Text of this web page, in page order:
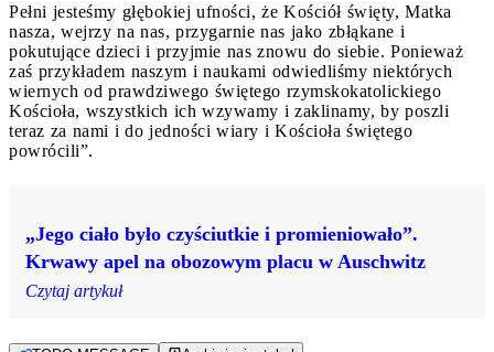
Pełni jesteśmy głębokiej ufności, że Kościół święty, Matka
nasza, wejrzy na nas, przygarnie nas jako zbłąkane i
pokutujące dzieci i przyjmie nas znowu do siebie. Ponieważ
zaś przykładem naszym i naukami odwiedliśmy niektórych
wiernych od prawdziwego świętego rzymskokatolickiego
Kościoła, wszystkich ich wzywamy i zaklinamy, by poszli
teraz za nami i do jedności wiary i Kościoła świętego
powrócili”.
„Jego ciało było czyściutkie i promieniowało”.
Krwawy apel na obozowym placu w Auschwitz
Czytaj artykuł